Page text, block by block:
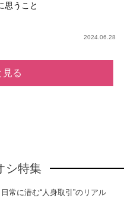
思うこと
2024.06.28
見る
シ特集
常に潜む“人身取引”のリアル